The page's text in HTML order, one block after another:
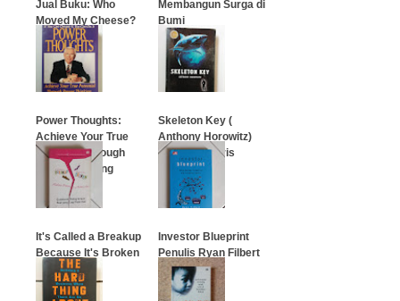
Jual Buku: Who
Moved My Cheese?
(Hard Cover)
Membangun Surga di
Bumi
…
Power Thoughts:
Achieve Your True
Potential Through
Power Thinking
Skeleton Key (
Anthony Horowitz)
Bahasa Inggris
It's Called a Breakup
Because It's Broken
…
Investor Blueprint
Penulis Ryan Filbert
…